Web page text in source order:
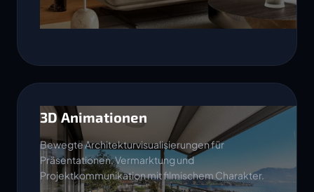
3D Animationen
Bewegte Architekturvisualisierungen für
Präsentationen, Vermarktung und
Projektkommunikation mit filmischem Charakter.